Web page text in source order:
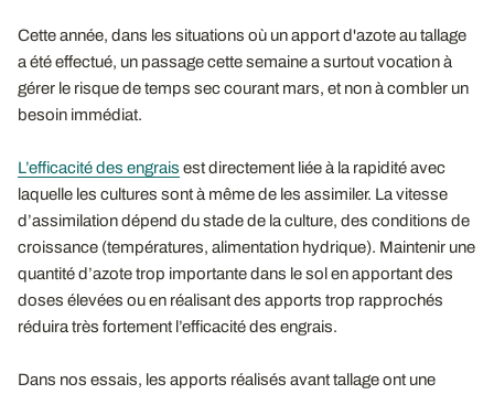
Cette année, dans les situations où un apport d'azote au tallage
a été effectué, un passage cette semaine a surtout vocation à
gérer le risque de temps sec courant mars, et non à combler un
besoin immédiat.
L’efficacité des engrais est directement liée à la rapidité avec
laquelle les cultures sont à même de les assimiler. La vitesse
d’assimilation dépend du stade de la culture, des conditions de
croissance (températures, alimentation hydrique). Maintenir une
quantité d’azote trop importante dans le sol en apportant des
doses élevées ou en réalisant des apports trop rapprochés
réduira très fortement l’efficacité des engrais.
Dans nos essais, les apports réalisés avant tallage ont une